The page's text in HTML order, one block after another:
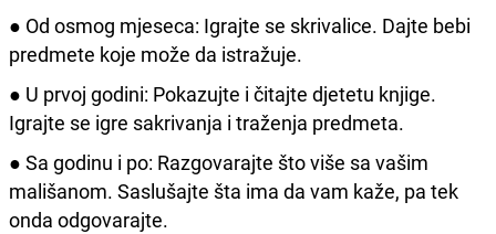
● Od osmog mjeseca: Igrajte se skrivalice. Dajte bebi
predmete koje može da istražuje.
● U prvoj godini: Pokazujte i čitajte djetetu knjige.
Igrajte se igre sakrivanja i traženja predmeta.
● Sa godinu i po: Razgovarajte što više sa vašim
mališanom. Saslušajte šta ima da vam kaže, pa tek
onda odgovarajte.